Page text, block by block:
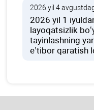
2026 yil 4
2026 yil 1
layoqatsizlik
tayinlashning
e’tibor qaratish